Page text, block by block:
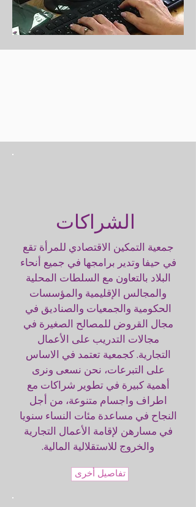
جمعية التمكين الاقتصادي للمرأة تقع
في حيفا وتدير برامجها في جميع أنحاء
البلاد بالتعاون مع السلطات المحلية
والمجالس الإقليمية والمؤسسات
الحكومية والجمعيات والصناديق في
مجال القروض للمصالح الصغيرة في
مجالات التدريب على الأعمال
التجارية. كجمعية تعتمد في الاساس
على التبرعات، نحن نسعى ونرى
أهمية كبيرة في تطوير شراكات مع
اطراف واجسام متنوعة، من أجل
النجاح في مساعدة مئات النساء سنويا
في مسارهن لإقامة الأعمال التجارية
والخروج للاستقلالية المالية.
تفاصيل أخرى